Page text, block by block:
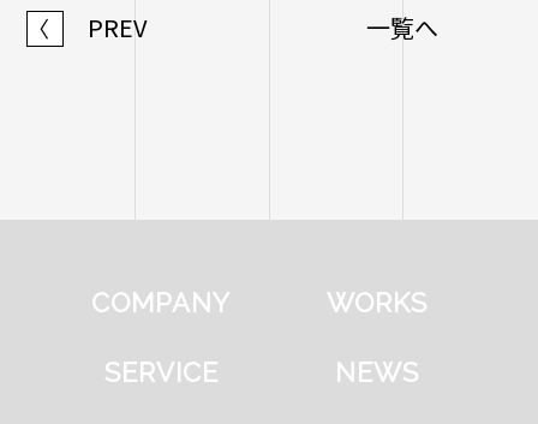
〈 PREV 一覧へ
COMPANY WORKS
SERVICE NEWS